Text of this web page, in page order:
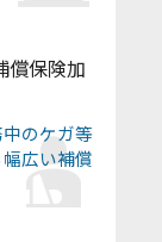
償保険加
のケガ等
広い補償